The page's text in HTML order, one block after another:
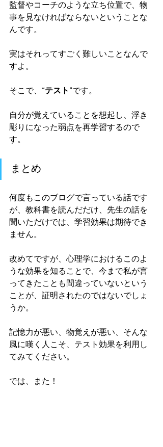
監督やコーチのような立ち位置で、物
事を見なければならないということな
んです。
実はそれってすごく難しいことなんで
すよ。
そこで、 “テスト”です。
自分が覚えていることを想起し、浮き
彫りになった弱点を再学習するので
す。
まとめ
何度もこのブログで言っている話です
が、教科書を読んだだけ、先生の話を
聞いただけでは、学習効果は期待でき
ません。
改めてですが、心理学におけるこのよ
うな効果を知ることで、今まで私が言
ってきたことも間違っていないという
ことが、証明されたのではないでしょ
うか。
記憶力が悪い、物覚えが悪い、そんな
風に嘆く人こそ、テスト効果を利用し
てみてください。
では、また！